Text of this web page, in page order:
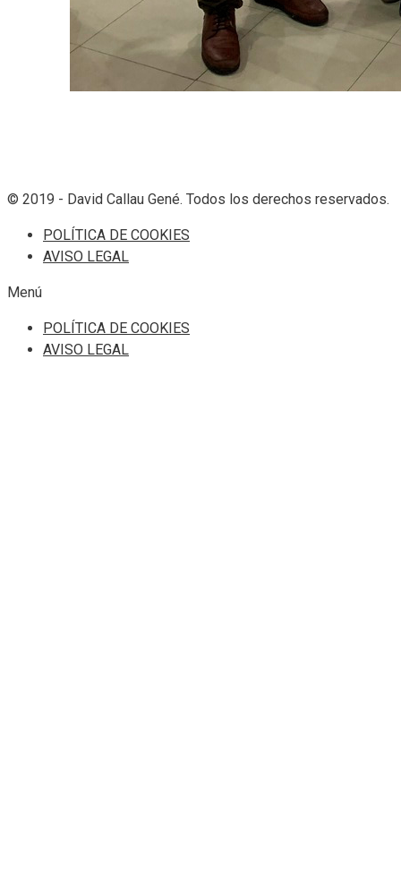
© 2019 - David Callau Gené. Todos los derechos reservados.
POLÍTICA DE COOKIES
AVISO LEGAL
Menú
POLÍTICA DE COOKIES
AVISO LEGAL